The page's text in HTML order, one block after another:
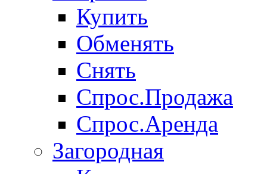
Купить
Обменять
Снять
Спрос.Продажа
Спрос.Аренда
Загородная